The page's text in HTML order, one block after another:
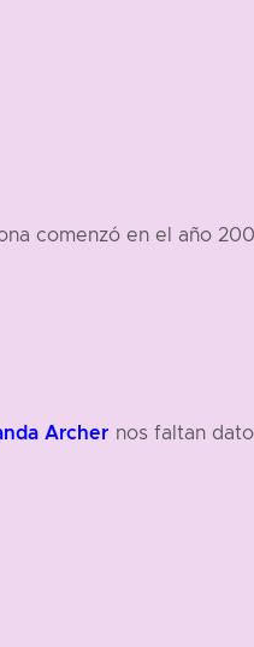
comenzó en el año
Archer nos faltan